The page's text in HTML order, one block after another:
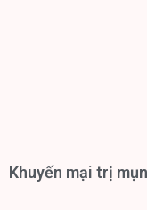
Khuyến mại trị